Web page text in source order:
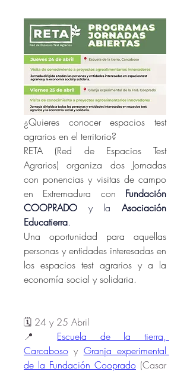
¿Quieres conocer espacios test
agrarios en el territorio?
RETA (Red de Espacios Test
Agrarios) organiza dos Jornadas
con ponencias y visitas de campo
en Extremadura con Fundación
COOPRADO y la Asociación
Educatierra.
Una oportunidad para aquellas
personas y entidades interesadas en
los espacios test agrarios y a la
economía social y solidaria.
🗓️ 24 y 25 Abril
📍 Escuela de la tierra,
Carcaboso y Granja experimental
de la Fundación Cooprado (Casar